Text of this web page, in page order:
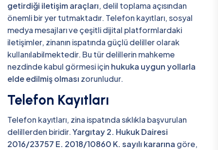
getirdiği iletişim araçları, delil toplama açısından
önemli bir yer tutmaktadır. Telefon kayıtları, sosyal
medya mesajları ve çeşitli dijital platformlardaki
iletişimler, zinanın ispatında güçlü deliller olarak
kullanılabilmektedir. Bu tür delillerin mahkeme
nezdinde kabul görmesi için hukuka uygun yollarla
elde edilmiş olması zorunludur.
Telefon Kayıtları
Telefon kayıtları, zina ispatında sıklıkla başvurulan
delillerden biridir.Yargıtay 2. Hukuk Dairesi
2016/23757 E. 2018/10860 K. sayılı kararına göre,